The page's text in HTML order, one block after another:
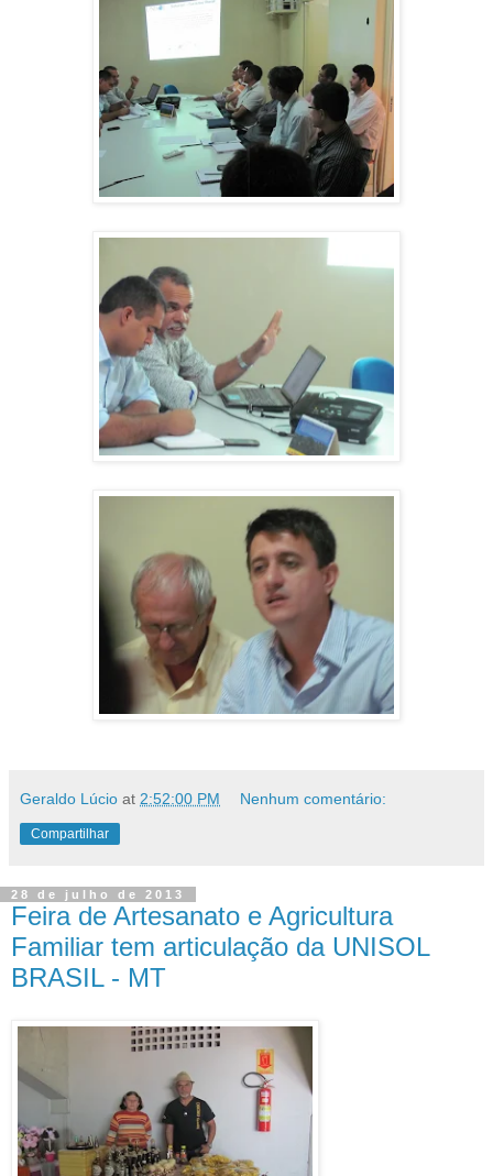
Geraldo Lúcio at 2:52:00 PM Nenhum comentário:
Compartilhar
28 de julho de 2013
Feira de Artesanato e Agricultura
Familiar tem articulação da UNISOL
BRASIL - MT